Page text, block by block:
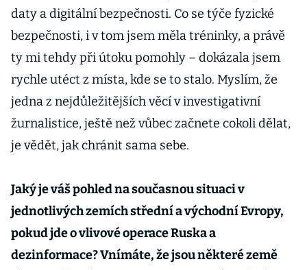
daty a digitální bezpečnosti. Co se týče fyzické
bezpečnosti, i v tom jsem měla tréninky, a právě
ty mi tehdy při útoku pomohly – dokázala jsem
rychle utéct z místa, kde se to stalo. Myslím, že
jedna z nejdůležitějších věcí v investigativní
žurnalistice, ještě než vůbec začnete cokoli dělat,
je vědět, jak chránit sama sebe.
Jaký je váš pohled na současnou situaci v
jednotlivých zemích střední a východní Evropy,
pokud jde o vlivové operace Ruska a
dezinformace? Vnímáte, že jsou některé země